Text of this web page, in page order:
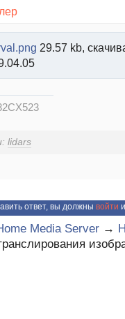
29.57 kb,
lidars
ответ, вы должны войти
Media Server →